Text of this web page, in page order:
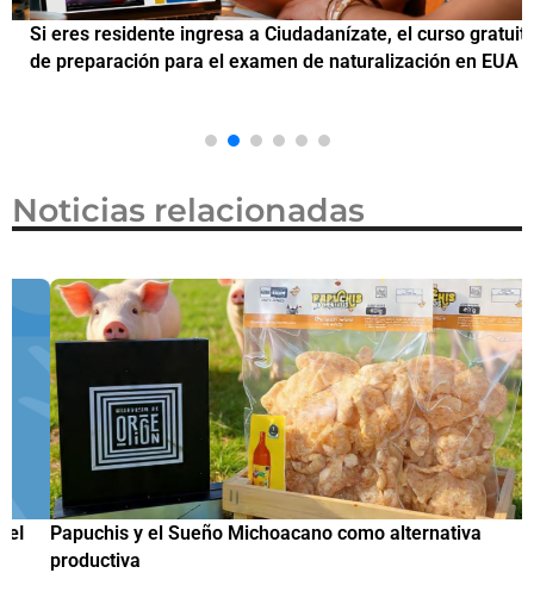
Si eres residente ingresa a Ciudadanízate, el curso gratuito
de preparación para el examen de naturalización en EUA
Noticias relacionadas
Papuchis y el Sueño Michoacano como alternativa
productiva